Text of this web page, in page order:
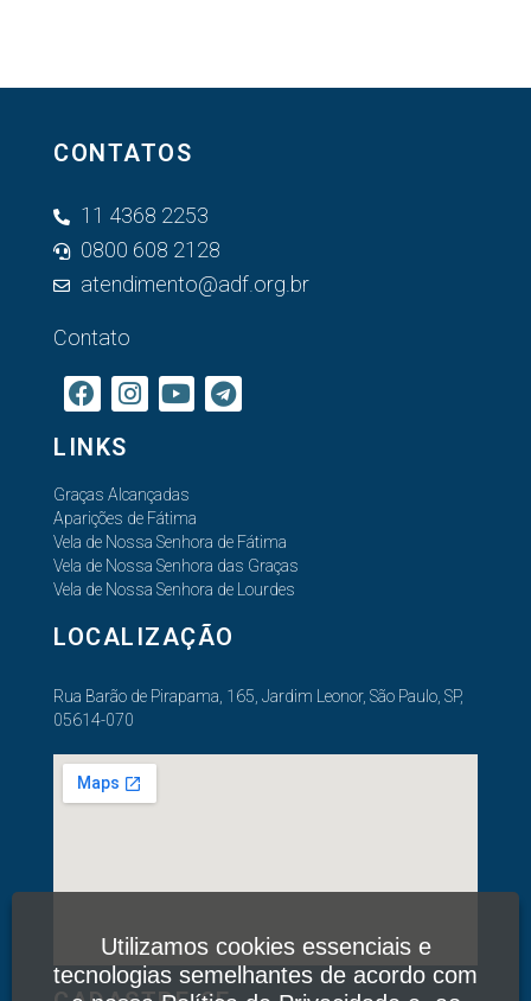
CONTATOS
11 4368 2253
0800 608 2128
atendimento@adf.org.br
Contato
LINKS
Graças Alcançadas
Aparições de Fátima
Vela de Nossa Senhora de Fátima
Vela de Nossa Senhora das Graças
Vela de Nossa Senhora de Lourdes
LOCALIZAÇÃO
Rua Barão de Pirapama, 165, Jardim Leonor, São Paulo, SP,
05614-070
Utilizamos cookies essenciais e
tecnologias semelhantes de acordo com